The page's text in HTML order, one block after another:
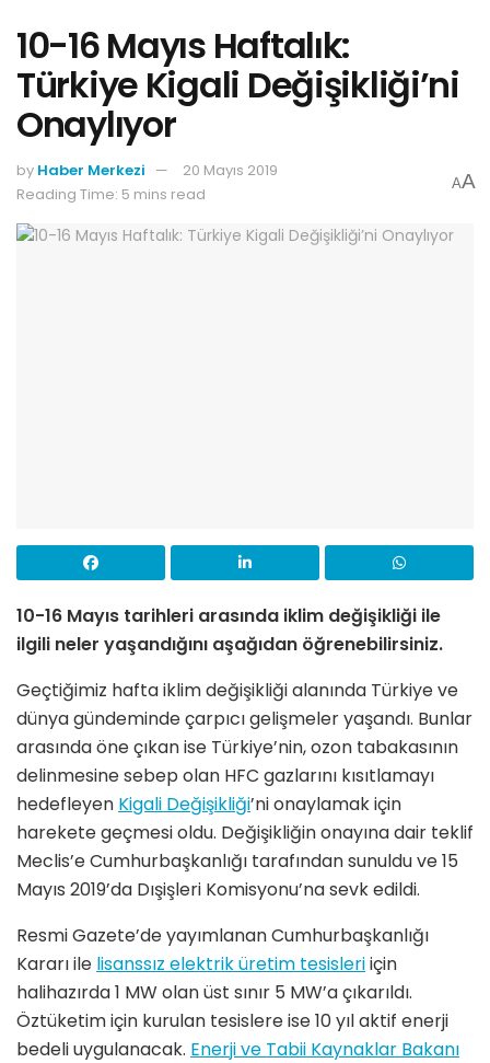
10-16 Mayıs Haftalık:
Türkiye Kigali Değişikliği’ni
Onaylıyor
by Haber Merkezi
20 Mayıs 2019
Reading Time: 5 mins read
AA
10-16 Mayıs tarihleri arasında iklim değişikliği ile
ilgili neler yaşandığını aşağıdan öğrenebilirsiniz.
Geçtiğimiz hafta iklim değişikliği alanında Türkiye ve
dünya gündeminde çarpıcı gelişmeler yaşandı. Bunlar
arasında öne çıkan ise Türkiye’nin, ozon tabakasının
delinmesine sebep olan HFC gazlarını kısıtlamayı
hedefleyen Kigali Değişikliği’ni onaylamak için
harekete geçmesi oldu. Değişikliğin onayına dair teklif
Meclis’e Cumhurbaşkanlığı tarafından sunuldu ve 15
Mayıs 2019’da Dışişleri Komisyonu’na sevk edildi.
Resmi Gazete’de yayımlanan Cumhurbaşkanlığı
Kararı ile lisanssız elektrik üretim tesisleriiçin
halihazırda 1 MW olan üst sınır 5 MW’a çıkarıldı.
Öztüketim için kurulan tesislere ise 10 yıl aktif enerji
bedeli uygulanacak. Enerji ve Tabii Kaynaklar Bakanı